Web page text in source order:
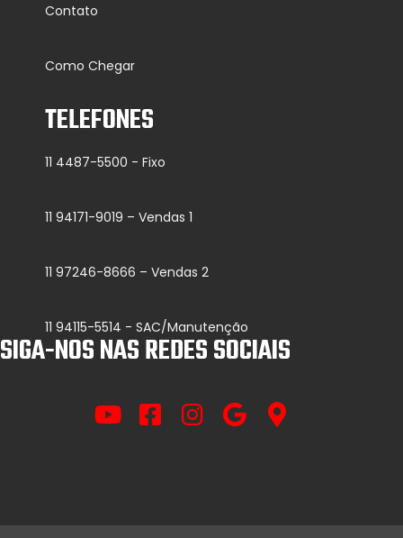
Contato
Como Chegar
TELEFONES
11 4487-5500 - Fixo
11 94171-9019 – Vendas 1
11 97246-8666 – Vendas 2
11 94115-5514 - SAC/Manutenção
SIGA-NOS NAS REDES SOCIAIS